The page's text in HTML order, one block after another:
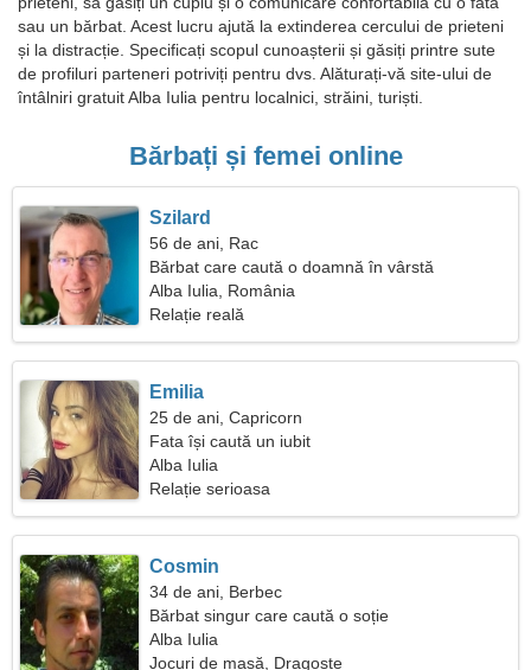
sau un bărbat. Acest lucru ajută la extinderea cercului de prieteni
și la distracție. Specificați scopul cunoașterii și găsiți printre sute
de profiluri parteneri potriviți pentru dvs. Alăturați-vă site-ului de
întâlniri gratuit Alba Iulia pentru localnici, străini, turiști.
Bărbați și femei online
Szilard
56 de ani, Rac
Bărbat care caută o doamnă în vârstă
Alba Iulia, România
Relație reală
Emilia
25 de ani, Capricorn
Fata își caută un iubit
Alba Iulia
Relație serioasa
Cosmin
34 de ani, Berbec
Bărbat singur care caută o soție
Alba Iulia
Jocuri de masă, Dragoste